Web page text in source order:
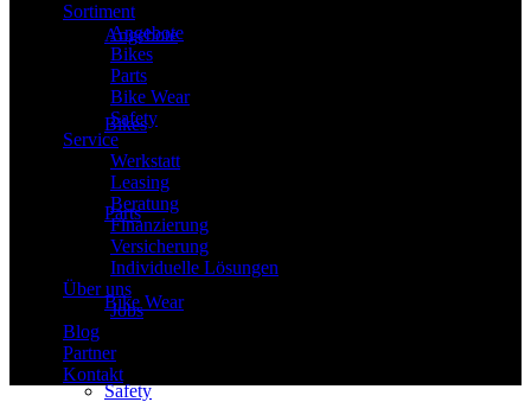
Angebote
Bikes
Parts
Bike Wear
Safety
Sortiment
Angebote
Bikes
Parts
Bike Wear
Safety
Service
Werkstatt
Leasing
Beratung
Finanzierung
Versicherung
Individuelle Lösungen
Über uns
Jobs
Blog
Partner
Kontakt